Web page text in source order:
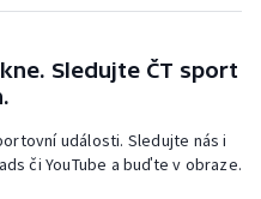
Sledujte ČT sport
události. Sledujte nás i
či YouTube a buďte v obraze.